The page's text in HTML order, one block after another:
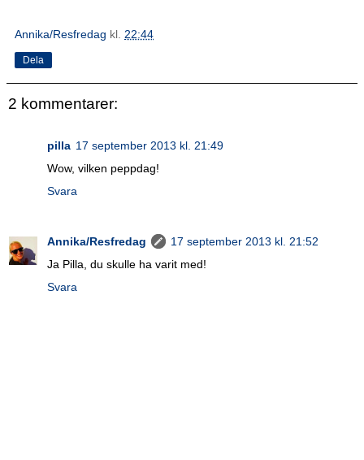
Annika/Resfredag kl. 22:44
Dela
2 kommentarer:
pilla 17 september 2013 kl. 21:49
Wow, vilken peppdag!
Svara
Annika/Resfredag
17 september 2013 kl. 21:52
Ja Pilla, du skulle ha varit med!
Svara